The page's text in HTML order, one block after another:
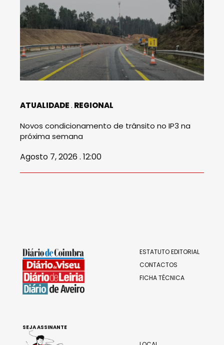
ATUALIDADE REGIONAL
Novos condicionamento de trânsito no IP3 na
próxima semana
Agosto 7, 2026 . 12:00
ESTATUTO EDITORIAL
CONTACTOS
FICHA TÉCNICA
SEJA ASSINANTE